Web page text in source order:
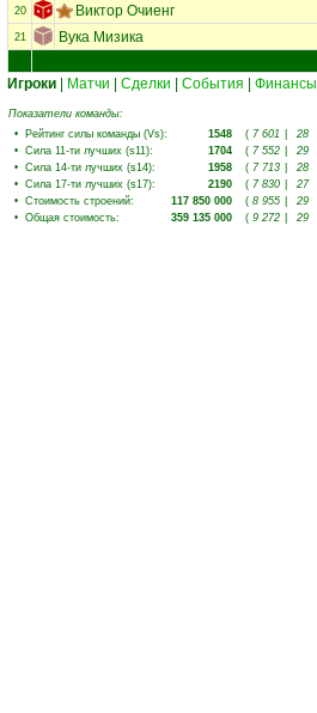
20 Виктор Очиенг
21 Вука Мизика
Игроки Матчи Сделки События Финансы
Показатели команды:
• Рейтинг силы команды (Vs): 1548 ( 7 601 28
• Сила 11-ти лучших (s11): 1704 ( 7 552 29
• Сила 14-ти лучших (s14): 1958 ( 7 713 28
• Сила 17-ти лучших (s17): 2190 ( 7 830 27
• Стоимость строений: 117 850 000 ( 8 955 29
• Общая стоимость: 359 135 000 ( 9 272 29